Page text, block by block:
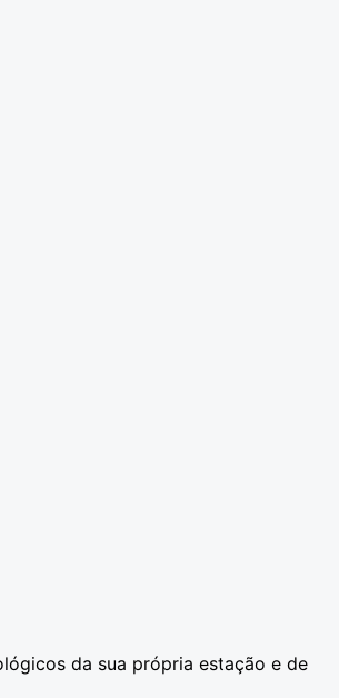
da sua própria estação e de